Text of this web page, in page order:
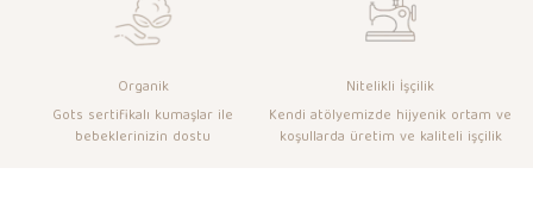
Organik
Gots sertifikalı kumaşlar ile
bebeklerinizin dostu
Nitelikli İşçilik
Kendi atölyemizde hijyenik ortam ve
koşullarda üretim ve kaliteli işçilik